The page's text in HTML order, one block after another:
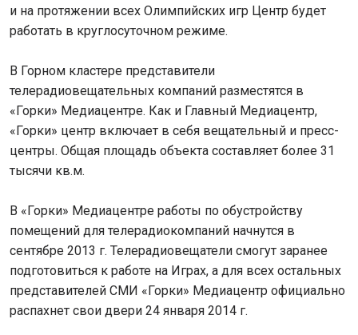
и на протяжении всех Олимпийских игр Центр будет
работать в круглосуточном режиме.
В Горном кластере представители
телерадиовещательных компаний разместятся в
«Горки» Медиацентре. Как и Главный Медиацентр,
«Горки» центр включает в себя вещательный и пресс-
центры. Общая площадь объекта составляет более 31
тысячи кв.м.
В «Горки» Медиацентре работы по обустройству
помещений для телерадиокомпаний начнутся в
сентябре 2013 г. Телерадиовещатели смогут заранее
подготовиться к работе на Играх, а для всех остальных
представителей СМИ «Горки» Медиацентр официально
распахнет свои двери 24 января 2014 г.